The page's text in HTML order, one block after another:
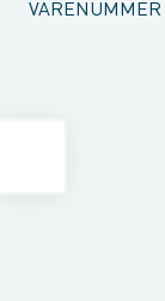
VARENUMMER